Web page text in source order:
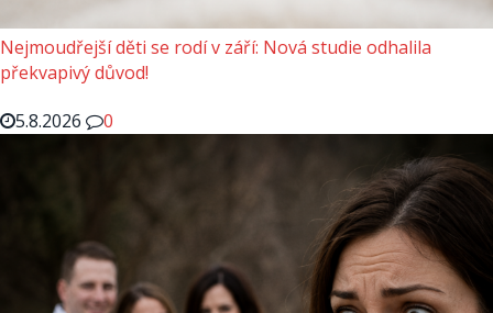
Nejmoudřejší děti se rodí v září: Nová studie odhalila
překvapivý důvod!
5.8.2026
0